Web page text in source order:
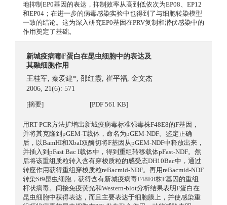
地抑制EP0基因的表达，抑制效率从高到低依次为EP08、EP12
和EP04；在进一步的病毒感染实验中也得到了与细胞转染模型
一致的结论。这为深入研究EP0基因在PRV复制和潜伏感染中的
作用奠定了基础。
新城疫病毒F蛋白在昆虫细胞中的表达及
其融细胞作用
王桂军,秦爱建*,邵红霞,崔平福,金文杰
2006, 21(6): 571
[摘要] [PDF 561 KB]
用RT-PCR方法扩增出新城疫病毒标准强毒株F48E8的F基因，
并将其克隆到pGEM-T载体，命名为pGEM-NDF。鉴定正确
后，以BamHI和XbaI双酶切将F基因从pGEM-NDF中释放出来，
并插入到pFast Bac I载体中，得到重组转移载体pFast-NDF。然
后将该重组质粒转入含有穿梭质粒的感受态DH10Bac中，通过
转座作用获得重组穿梭质粒reBacmid-NDF。再用reBacmid-NDF
转染Sf9昆虫细胞，获得含有新城疫病毒F48E8株F基因的重组
杆状病毒。间接免疫荧光和Western-blot分析结果表明F蛋白在
昆虫细胞中获得表达，而且主要表达于细胞膜上，并使感染重